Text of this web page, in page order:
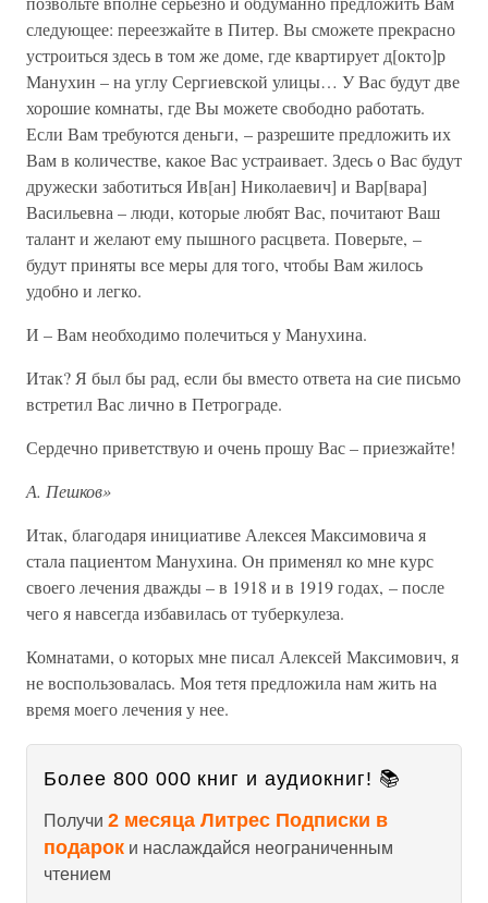
следующее: переезжайте в Питер. Вы сможете прекрасно
устроиться здесь в том же доме, где квартирует д[окто]р
Манухин – на углу Сергиевской улицы… У Вас будут две
хорошие комнаты, где Вы можете свободно работать.
Если Вам требуются деньги, – разрешите предложить их
Вам в количестве, какое Вас устраивает. Здесь о Вас будут
дружески заботиться Ив[ан] Николаевич] и Вар[вара]
Васильевна – люди, которые любят Вас, почитают Ваш
талант и желают ему пышного расцвета. Поверьте, –
будут приняты все меры для того, чтобы Вам жилось
удобно и легко.
И – Вам необходимо полечиться у Манухина.
Итак? Я был бы рад, если бы вместо ответа на сие письмо
встретил Вас лично в Петрограде.
Сердечно приветствую и очень прошу Вас – приезжайте!
А. Пешков»
Итак, благодаря инициативе Алексея Максимовича я
стала пациентом Манухина. Он применял ко мне курс
своего лечения дважды – в 1918 и в 1919 годах, – после
чего я навсегда избавилась от туберкулеза.
Комнатами, о которых мне писал Алексей Максимович, я
не воспользовалась. Моя тетя предложила нам жить на
время моего лечения у нее.
Более 800 000 книг и аудиокниг! 📚
Получи 2 месяца Литрес Подписки в
подарок и наслаждайся неограниченным
чтением